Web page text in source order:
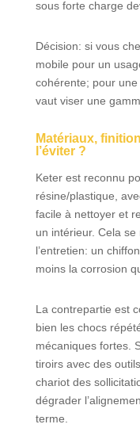
sous forte charge
Décision: si vous
mobile pour un
cohérente; pour une
vaut viser une
Matériaux,
l’éviter ?
Keter est reconnu
résine/plastique,
facile à nettoyer et
un intérieur. Cela
l’entretien: un
moins la corrosion
La contrepartie est
bien les chocs
mécaniques fortes.
tiroirs avec des
chariot des
dégrader
terme.